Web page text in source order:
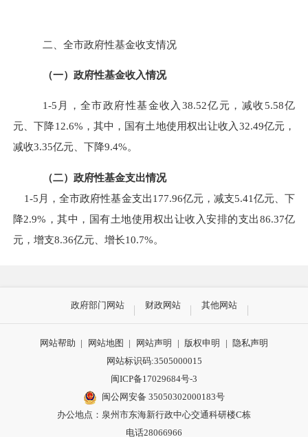
二、全市政府性基金收支情况
（一）政府性基金收入情况
1-5 月，全市政府性基金收入 38.52亿元，减收 5.58亿
元、下降12.6% ，其中，国有土地使用权出让收入 32.49亿元，
减收3.35亿元、下降9.4%。
（二）政府性基金支出情况
1-5 月，全市政府性基金支出177.96亿元，减支5.41亿元、下
降2.9% ，其中，国有土地使用权出让收入安排的支出86.37亿
元，增支8.36亿元、增长10.7%。
政府部门网站 财政网站 其他网站
网站帮助 | 网站地图 | 网站声明 | 版权申明 | 隐私声明
网站标识码:3505000015
闽ICP备17029684号-3
闽公网安备 35050302000183号
办公地点：泉州市东海新行政中心交通科研楼C栋
电话28066966